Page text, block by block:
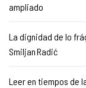
ampliado
La dignidad de lo
Smiljan Radić
Leer en tiempos de